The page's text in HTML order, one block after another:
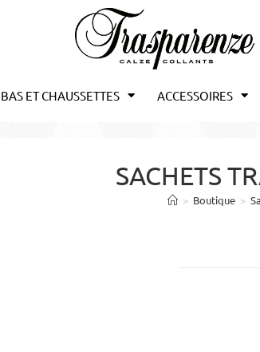
ET CHAUSSETTES ACCESSOIRES
SACHETS
> Boutique >